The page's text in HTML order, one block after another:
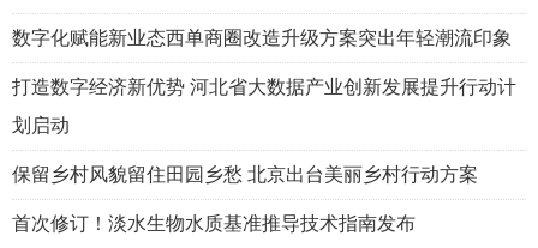
数字化赋能新业态西单商圈改造升级方案突出年轻潮流印象
打造数字经济新优势 河北省大数据产业创新发展提升行动计
划启动
保留乡村风貌留住田园乡愁 北京出台美丽乡村行动方案
首次修订！淡水生物水质基准推导技术指南发布